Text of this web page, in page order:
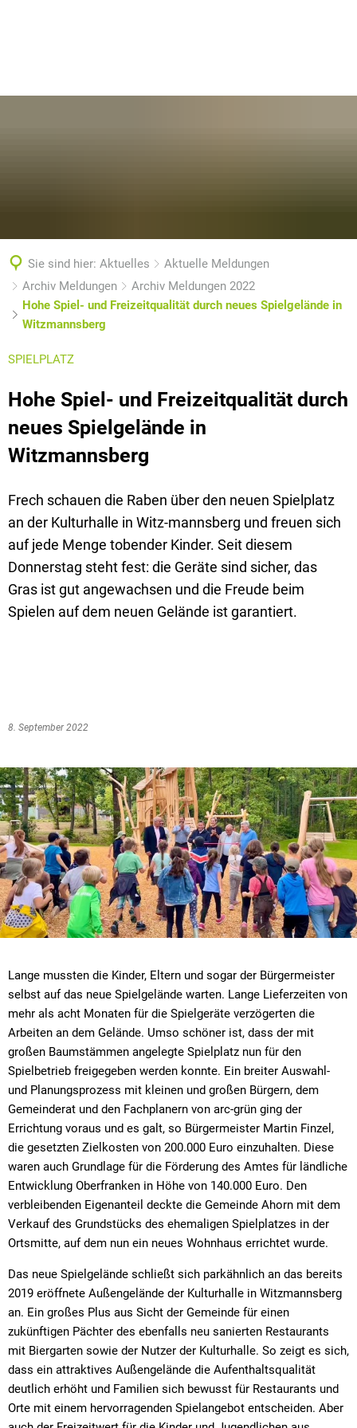
Sie sind hier: Aktuelles
Aktuelle Meldungen
Archiv Meldungen
Archiv Meldungen 2022
Hohe Spiel- und Freizeitqualität durch neues Spielgelände in
Witzmannsberg
SPIELPLATZ
Hohe Spiel- und Freizeitqualität durch
neues Spielgelände in
Witzmannsberg
Frech schauen die Raben über den neuen Spielplatz
an der Kulturhalle in Witz-mannsberg und freuen sich
auf jede Menge tobender Kinder. Seit diesem
Donnerstag steht fest: die Geräte sind sicher, das
Gras ist gut angewachsen und die Freude beim
Spielen auf dem neuen Gelände ist garantiert.
8. September 2022
Lange mussten die Kinder, Eltern und sogar der Bürgermeister
selbst auf das neue Spielgelände warten. Lange Lieferzeiten von
mehr als acht Monaten für die Spielgeräte verzögerten die
Arbeiten an dem Gelände. Umso schöner ist, dass der mit
großen Baumstämmen angelegte Spielplatz nun für den
Spielbetrieb freigegeben werden konnte. Ein breiter Auswahl-
und Planungsprozess mit kleinen und großen Bürgern, dem
Gemeinderat und den Fachplanern von arc-grün ging der
Errichtung voraus und es galt, so Bürgermeister Martin Finzel,
die gesetzten Zielkosten von 200.000 Euro einzuhalten. Diese
waren auch Grundlage für die Förderung des Amtes für ländliche
Entwicklung Oberfranken in Höhe von 140.000 Euro. Den
verbleibenden Eigenanteil deckte die Gemeinde Ahorn mit dem
Verkauf des Grundstücks des ehemaligen Spielplatzes in der
Ortsmitte, auf dem nun ein neues Wohnhaus errichtet wurde.
Das neue Spielgelände schließt sich parkähnlich an das bereits
2019 eröffnete Außengelände der Kulturhalle in Witzmannsberg
an. Ein großes Plus aus Sicht der Gemeinde für einen
zukünftigen Pächter des ebenfalls neu sanierten Restaurants
mit Biergarten sowie der Nutzer der Kulturhalle. So zeigt es sich,
dass ein attraktives Außengelände die Aufenthaltsqualität
deutlich erhöht und Familien sich bewusst für Restaurants und
Orte mit einem hervorragenden Spielangebot entscheiden. Aber